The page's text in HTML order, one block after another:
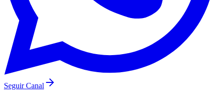
Seguir Canal